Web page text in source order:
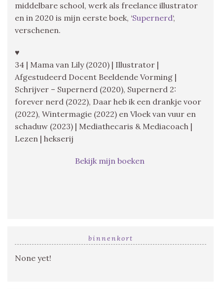
middelbare school, werk als freelance illustrator
en in 2020 is mijn eerste boek, ‘Supernerd‘,
verschenen.
♥
34 | Mama van Lily (2020) | Illustrator |
Afgestudeerd Docent Beeldende Vorming |
Schrijver – Supernerd (2020), Supernerd 2:
forever nerd (2022), Daar heb ik een drankje voor
(2022), Wintermagie (2022) en Vloek van vuur en
schaduw (2023) | Mediathecaris & Mediacoach |
Lezen | hekserij
Bekijk mijn boeken
binnenkort
None yet!